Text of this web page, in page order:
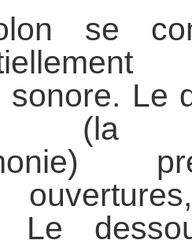
se
sonore. Le
(la
Le